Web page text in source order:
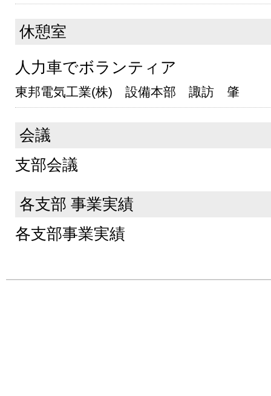
休憩室
人力車でボランティア
東邦電気工業(株) 設備本部 諏訪 肇
会議
支部会議
各支部 事業実績
各支部事業実績